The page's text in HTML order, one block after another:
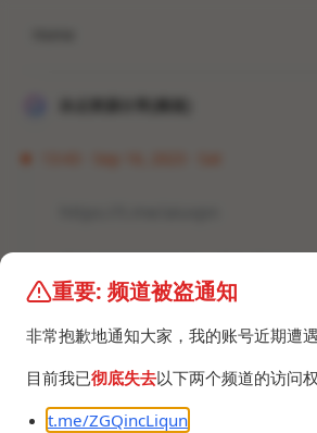
©2024 ZGQ Inc.All rights reserved
重要: 频道被盗通知
非常抱歉地通知大家，我的账号近期遭
目前我已彻底失去以下两个频道的访问
t.me/ZGQincLiqun